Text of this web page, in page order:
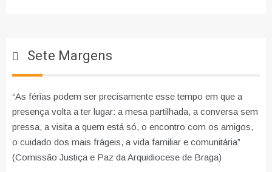
Sete Margens
“As férias podem ser precisamente esse tempo em que a
presença volta a ter lugar: a mesa partilhada, a conversa sem
pressa, a visita a quem está só, o encontro com os amigos,
o cuidado dos mais frágeis, a vida familiar e comunitária”
(Comissão Justiça e Paz da Arquidiocese de Braga)